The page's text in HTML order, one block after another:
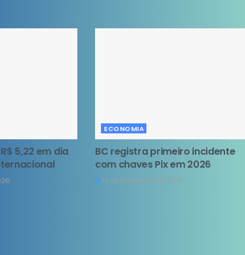
5,22 em dia
ECONOMIA
BC registra primeiro incidente
com chaves Pix em 2026
13 DE FEVEREIRO DE 2026